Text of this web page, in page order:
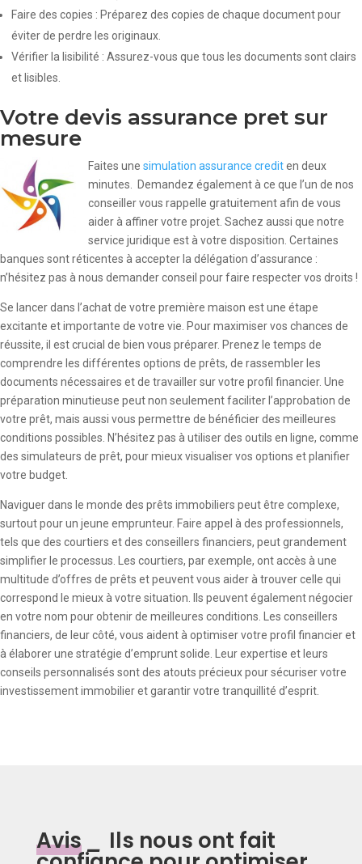
Faire des copies : Préparez des copies de chaque document pour
éviter de perdre les originaux.
Vérifier la lisibilité : Assurez-vous que tous les documents sont clairs
et lisibles.
Votre devis assurance pret sur
mesure
Faites une simulation assurance crediten deux
minutes. Demandez également à ce que l’un de nos
conseiller vous rappelle gratuitement afin de vous
aider à affiner votre projet. Sachez aussi que notre
service juridique est à votre disposition. Certaines
banques sont réticentes à accepter la délégation d’assurance :
n’hésitez pas à nous demander conseil pour faire respecter vos droits !
Se lancer dans l’achat de votre première maison est une étape
excitante et importante de votre vie. Pour maximiser vos chances de
réussite, il est crucial de bien vous préparer. Prenez le temps de
comprendre les différentes options de prêts, de rassembler les
documents nécessaires et de travailler sur votre profil financier. Une
préparation minutieuse peut non seulement faciliter l’approbation de
votre prêt, mais aussi vous permettre de bénéficier des meilleures
conditions possibles. N’hésitez pas à utiliser des outils en ligne, comme
des simulateurs de prêt, pour mieux visualiser vos options et planifier
votre budget.
Naviguer dans le monde des prêts immobiliers peut être complexe,
surtout pour un jeune emprunteur. Faire appel à des professionnels,
tels que des courtiers et des conseillers financiers, peut grandement
simplifier le processus. Les courtiers, par exemple, ont accès à une
multitude d’offres de prêts et peuvent vous aider à trouver celle qui
correspond le mieux à votre situation. Ils peuvent également négocier
en votre nom pour obtenir de meilleures conditions. Les conseillers
financiers, de leur côté, vous aident à optimiser votre profil financier et
à élaborer une stratégie d’emprunt solide. Leur expertise et leurs
conseils personnalisés sont des atouts précieux pour sécuriser votre
investissement immobilier et garantir votre tranquillité d’esprit.
Avis _ Ils nous ont fait